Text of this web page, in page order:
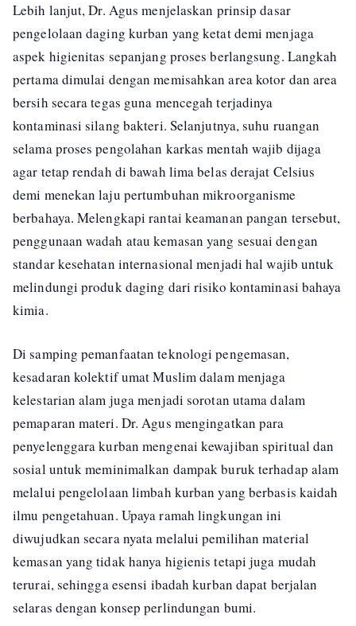
Lebih lanjut, Dr. Agus menjelaskan prinsip dasar
pengelolaan daging kurban yang ketat demi menjaga
aspek higienitas sepanjang proses berlangsung. Langkah
pertama dimulai dengan memisahkan area kotor dan area
bersih secara tegas guna mencegah terjadinya
kontaminasi silang bakteri. Selanjutnya, suhu ruangan
selama proses pengolahan karkas mentah wajib dijaga
agar tetap rendah di bawah lima belas derajat Celsius
demi menekan laju pertumbuhan mikroorganisme
berbahaya. Melengkapi rantai keamanan pangan tersebut,
penggunaan wadah atau kemasan yang sesuai dengan
standar kesehatan internasional menjadi hal wajib untuk
melindungi produk daging dari risiko kontaminasi bahaya
kimia.
Di samping pemanfaatan teknologi pengemasan,
kesadaran kolektif umat Muslim dalam menjaga
kelestarian alam juga menjadi sorotan utama dalam
pemaparan materi. Dr. Agus mengingatkan para
penyelenggara kurban mengenai kewajiban spiritual dan
sosial untuk meminimalkan dampak buruk terhadap alam
melalui pengelolaan limbah kurban yang berbasis kaidah
ilmu pengetahuan. Upaya ramah lingkungan ini
diwujudkan secara nyata melalui pemilihan material
kemasan yang tidak hanya higienis tetapi juga mudah
terurai, sehingga esensi ibadah kurban dapat berjalan
selaras dengan konsep perlindungan bumi.